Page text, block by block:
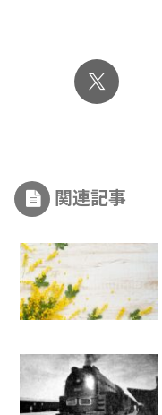
関連記事